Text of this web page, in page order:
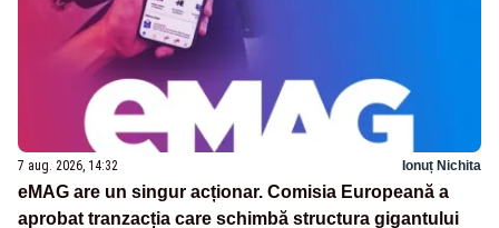
7 aug. 2026, 14:32 Ionuț Nichita
eMAG are un singur acționar. Comisia Europeană a
aprobat tranzacția care schimbă structura gigantului